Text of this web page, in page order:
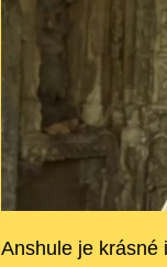
Anshule je krásné